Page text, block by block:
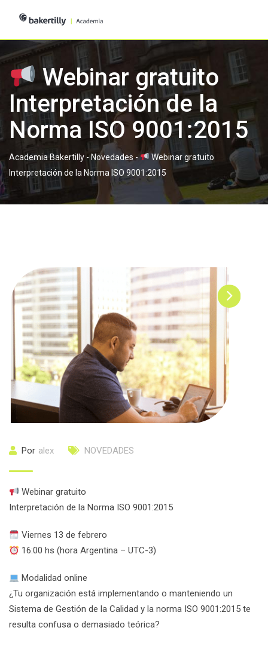
content
Webinar gratuito
Interpretación de la
Norma ISO 9001:2015
Academia Bakertilly -Novedades -
Webinar gratuito
Interpretación de la Norma ISO 9001:2015
Por alex NOVEDADES
Webinar gratuito
Interpretación de la Norma ISO 9001:2015
Viernes 13 de febrero
16:00 hs (hora Argentina – UTC-3)
Modalidad online
¿Tu organización está implementando o manteniendo un
Sistema de Gestión de la Calidad y la norma ISO 9001:2015 te
resulta confusa o demasiado teórica?